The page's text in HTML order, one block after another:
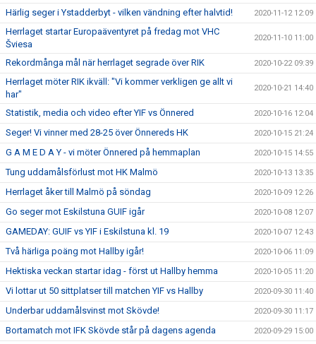
Härlig seger i Ystadderbyt - vilken vändning efter halvtid! 2020-11-12 12:09
Herrlaget startar Europaäventyret på fredag mot VHC
Šviesa
2020-11-10 11:00
Rekordmånga mål när herrlaget segrade över RIK 2020-10-22 09:39
Herrlaget möter RIK ikväll: "Vi kommer verkligen ge allt vi
har"
2020-10-21 14:40
Statistik, media och video efter YIF vs Önnered 2020-10-16 12:04
Seger! Vi vinner med 28-25 över Önnereds HK 2020-10-15 21:24
G A M E D A Y - vi möter Önnered på hemmaplan 2020-10-15 14:55
Tung uddamålsförlust mot HK Malmö 2020-10-13 13:35
Herrlaget åker till Malmö på söndag 2020-10-09 12:26
Go seger mot Eskilstuna GUIF igår 2020-10-08 12:07
GAMEDAY: GUIF vs YIF i Eskilstuna kl. 19 2020-10-07 12:43
Två härliga poäng mot Hallby igår! 2020-10-06 11:09
Hektiska veckan startar idag - först ut Hallby hemma 2020-10-05 11:20
Vi lottar ut 50 sittplatser till matchen YIF vs Hallby 2020-09-30 11:40
Underbar uddamålsvinst mot Skövde! 2020-09-30 11:17
Bortamatch mot IFK Skövde står på dagens agenda 2020-09-29 15:00